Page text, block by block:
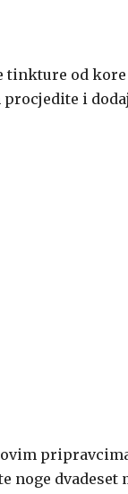
od
i
dvadeset